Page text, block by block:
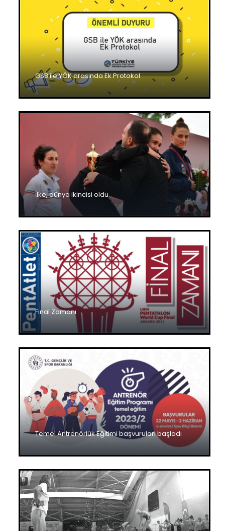
GSB ile YÖK arasında Ek Protokol
İlke, dünya ikincisi oldu
Final Zamanı
Temel Antrenörlük Eğitimi başvuruları başladı